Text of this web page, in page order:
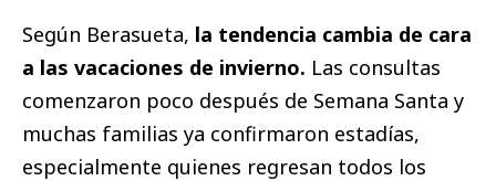
Según Berasueta, la tendencia cambia de cara
a las vacaciones de invierno. Las consultas
comenzaron poco después de Semana Santa y
muchas familias ya confirmaron estadías,
especialmente quienes regresan todos los